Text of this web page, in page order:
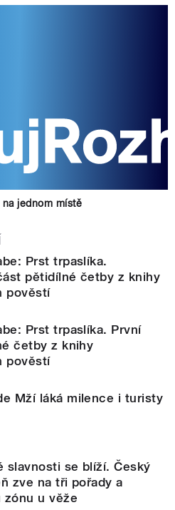
jednom místě
Prst trpaslíka.
pětidílné četby z knihy
pověstí
Prst trpaslíka. První
četby z knihy
pověstí
Mží láká milence i turisty
slavnosti se blíží. Český
zve na tři pořady a
zónu u věže